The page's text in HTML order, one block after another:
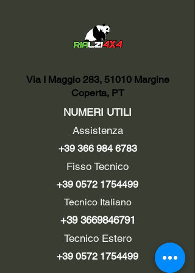
Via I Maggio 283, 51010 Margine
Coperta, PT
NUMERI UTILI
Assistenza
+39 366 984 6783
Fisso Tecnico
+39 0572 1754499
Tecnico Italiano
+39 3669846791
Tecnico Estero
+39 0572 1754499